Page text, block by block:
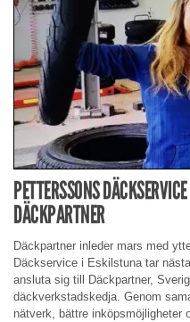
PETTERSSONS
DÄCKPARTNER
Däckpartner inleder mars med
Däckservice i Eskilstuna tar
ansluta sig till Däckpartner,
däckverkstadskedja. Genom
nätverk, bättre inköpsmöjligheter